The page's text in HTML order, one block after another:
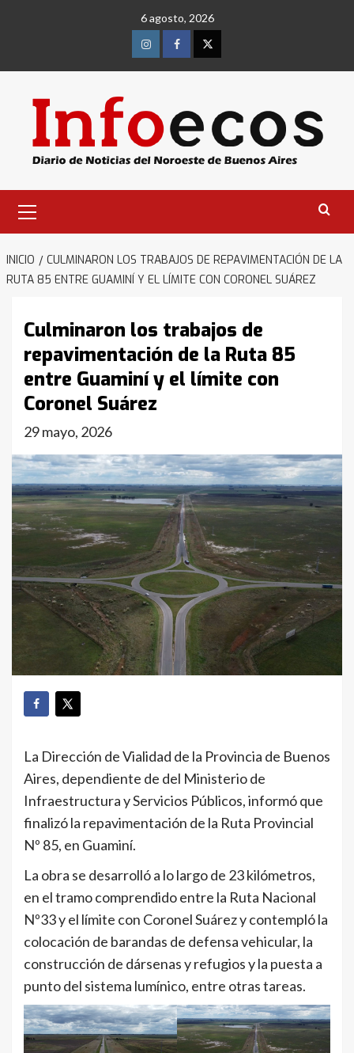
6 agosto, 2026
InstagramFacebookTwitter
primario
INICIO
CULMINARON LOS TRABAJOS DE REPAVIMENTACIÓN DE LA
RUTA 85 ENTRE GUAMINÍ Y EL LÍMITE CON CORONEL SUÁREZ
Culminaron los trabajos de
repavimentación de la Ruta 85
entre Guaminí y el límite con
Coronel Suárez
29 mayo, 2026
La Dirección de Vialidad de la Provincia de Buenos
Aires, dependiente de del Ministerio de
Infraestructura y Servicios Públicos, informó que
finalizó la repavimentación de la Ruta Provincial
Nº 85, en Guaminí.
La obra se desarrolló a lo largo de 23 kilómetros,
en el tramo comprendido entre la Ruta Nacional
Nº33 y el límite con Coronel Suárez y contempló la
colocación de barandas de defensa vehicular, la
construcción de dársenas y refugios y la puesta a
punto del sistema lumínico, entre otras tareas.